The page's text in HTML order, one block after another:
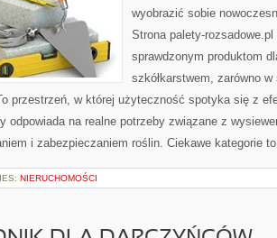
wyobrazić sobie
Strona palety-
sprawdzonym produktom
szkółkarstwem, zarówno
przestrzeń, w której użyteczność spotyka się z
odpowiada na realne potrzeby związane z
i zabezpieczaniem roślin. Ciekawe kategorie
NIERUCHOMOŚCI